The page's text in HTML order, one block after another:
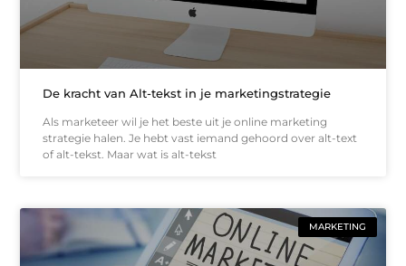
De kracht van Alt-tekst in je marketingstrategie
Als marketeer wil je het beste uit je online marketing
strategie halen. Je hebt vast iemand gehoord over alt-text
of alt-tekst. Maar wat is alt-tekst
MARKETING